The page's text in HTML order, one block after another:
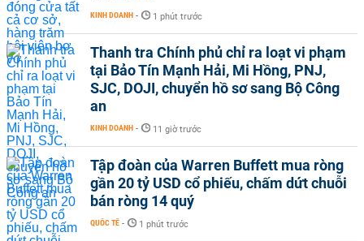
KINH DOANH - 1 phút trước
Thanh tra Chính phủ chỉ ra loạt vi phạm
tại Bảo Tín Mạnh Hải, Mi Hồng, PNJ,
SJC, DOJI, chuyển hồ sơ sang Bộ Công
an
KINH DOANH - 11 giờ trước
Tập đoàn của Warren Buffett mua ròng
gần 20 tỷ USD cổ phiếu, chấm dứt chuỗi
bán ròng 14 quý
QUỐC TẾ - 1 phút trước